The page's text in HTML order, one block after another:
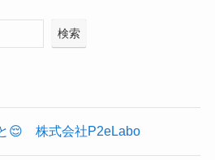
検索
😌 株式会社P2eLabo